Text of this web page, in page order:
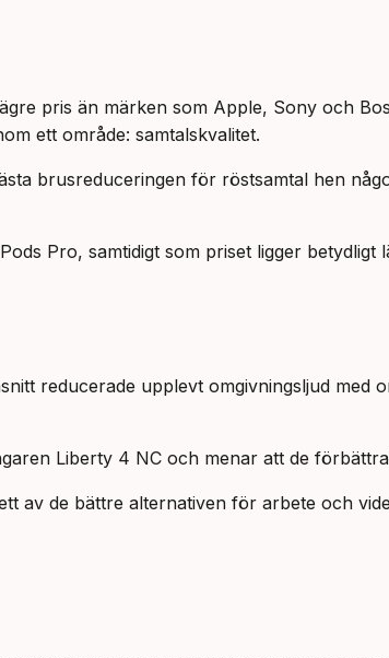
pris än märken som Apple, Sony och
ett område: samtalskvalitet.
brusreduceringen för röstsamtal hen
Pro, samtidigt som priset ligger betydligt
reducerade upplevt omgivningsljud med
Liberty 4 NC och menar att de
av de bättre alternativen för arbete och